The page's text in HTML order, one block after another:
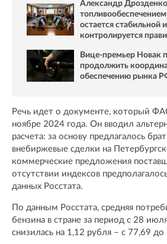
Александр
остается стабильной
контролируется
Вице-премьер Новак
продолжить
обеспечению рынка
Речь идет о документе, который
ноябре 2024 года. Он вводил
расчета: за основу предлагалось
внебиржевые сделки на
коммерческие предложения
отсутствии индексов
данных Росстата.
По данным Росстата, средняя
бензина в стране за период с 28
снизилась на 1,12 рубля – с 77,69